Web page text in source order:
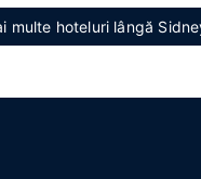
multe hoteluri lângă